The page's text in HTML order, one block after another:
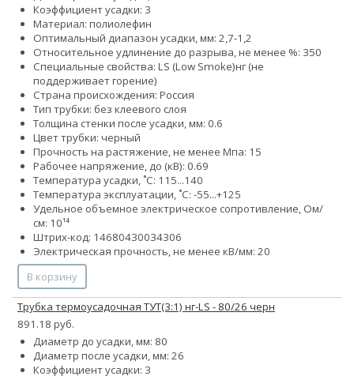
Коэффициент усадки: 3
Материал: полиолефин
Оптимальный диапазон усадки, мм: 2,7-1,2
Относительное удлинение до разрыва, не менее %: 350
Специальные свойства: LS (Low Smoke)нг (не
поддерживает горение)
Страна происхождения: Россия
Тип трубки: без клеевого слоя
Толщина стенки после усадки, мм: 0.6
Цвет трубки: черный
Прочность на растяжение, не менее Мпа: 15
Рабочее напряжение, до (кВ): 0.69
Температура усадки, ˚С: 115...140
Температура эксплуатации, ˚С: -55...+125
Удельное объемное электрическое сопротивление, Ом/
см: 10¹⁴
Штрих-код: 14680430034306
Электрическая прочность, не менее кВ/мм: 20
В корзину
Трубка термоусадочная ТУТ(3:1) нг-LS - 80/26 черн
891.18 руб.
Диаметр до усадки, мм: 80
Диаметр после усадки, мм: 26
Коэффициент усадки: 3